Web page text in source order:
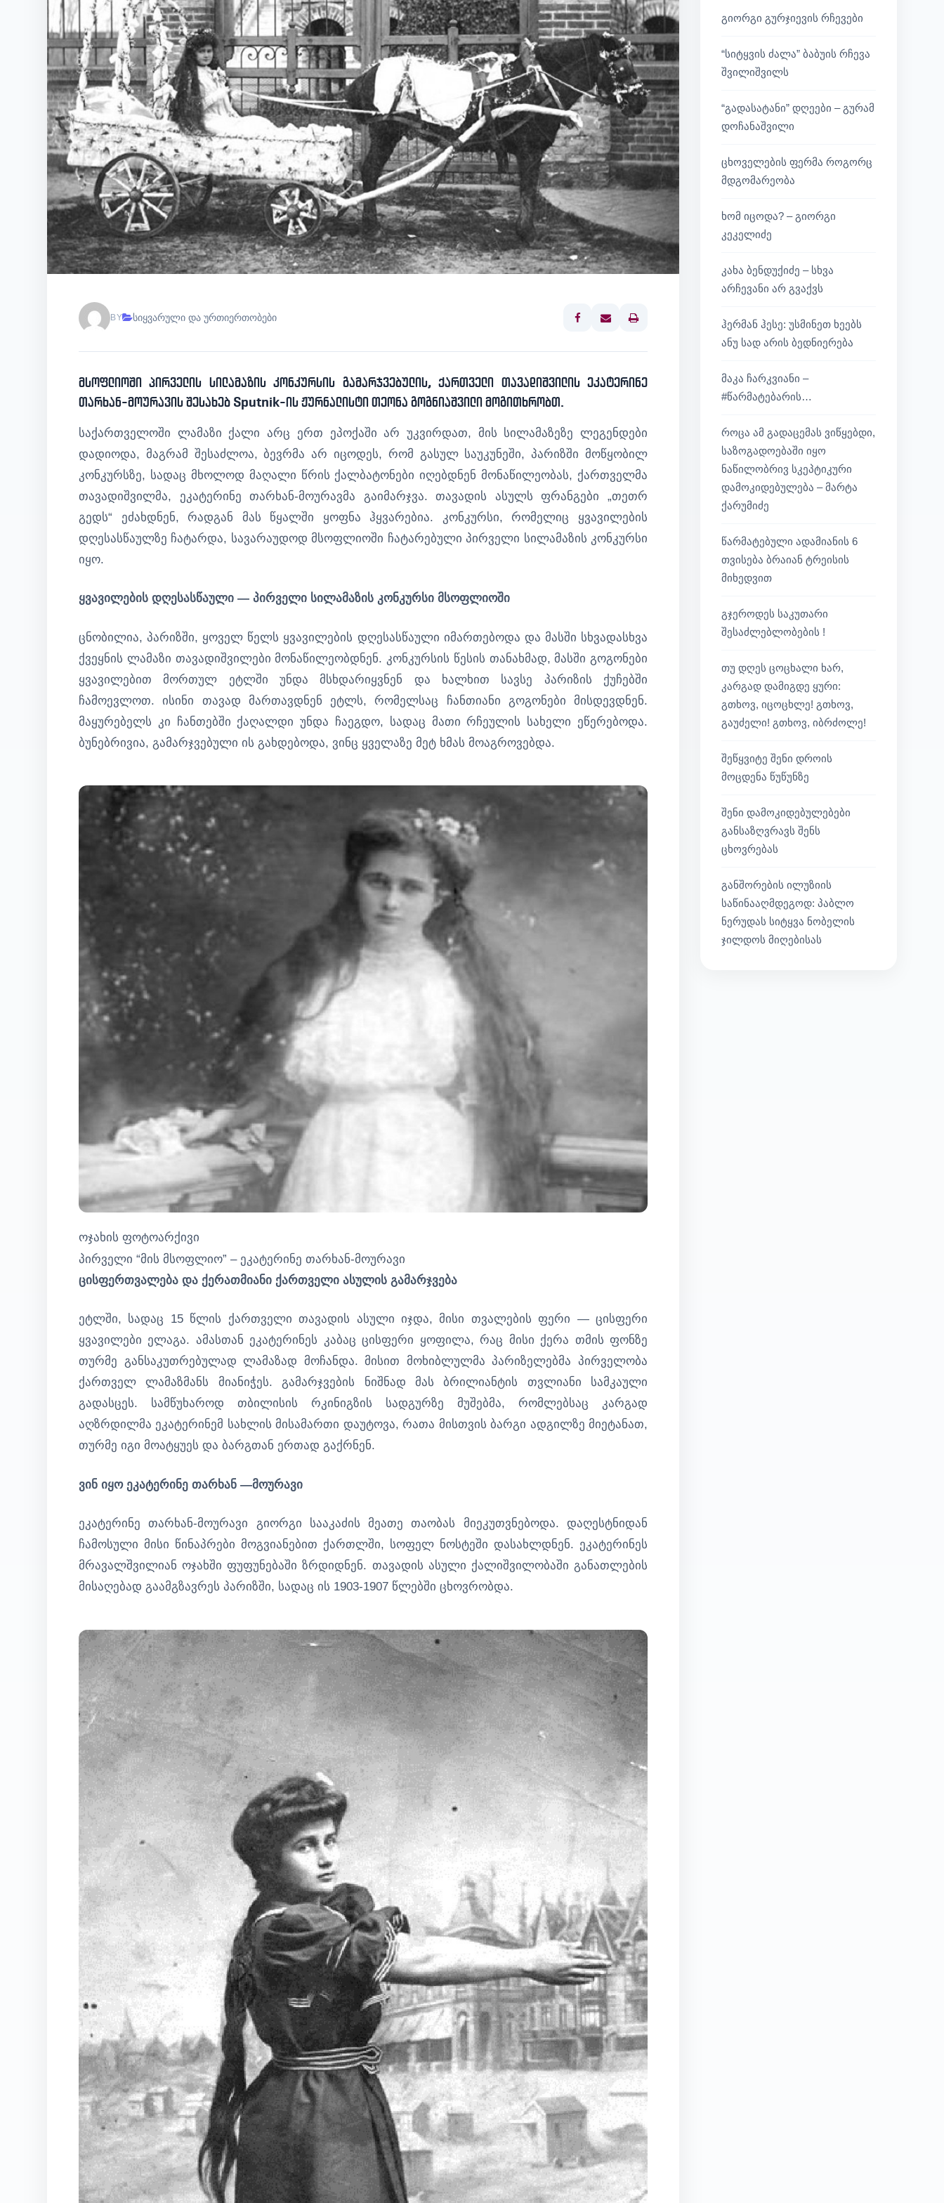
BY სიყვარული და ურთიერთობები
Print
მსოფლიოში პირველის სილამაზის კონკურსის გამარჯვებულის, ქართველი თავადიშვილის ეკატერინე
თარხან-მოურავის შესახებ Sputnik-ის ჟურნალისტი თეონა გოგნიაშვილი მოგითხრობთ.
საქართველოში ლამაზი ქალი არც ერთ ეპოქაში არ უკვირდათ, მის სილამაზეზე ლეგენდები
დადიოდა, მაგრამ შესაძლოა, ბევრმა არ იცოდეს, რომ გასულ საუკუნეში, პარიზში მოწყობილ
კონკურსზე, სადაც მხოლოდ მაღალი წრის ქალბატონები იღებდნენ მონაწილეობას, ქართველმა
თავადიშვილმა, ეკატერინე თარხან-მოურავმა გაიმარჯვა. თავადის ასულს ფრანგები „თეთრ
გედს“ ეძახდნენ, რადგან მას წყალში ყოფნა ჰყვარებია. კონკურსი, რომელიც ყვავილების
დღესასწაულზე ჩატარდა, სავარაუდოდ მსოფლიოში ჩატარებული პირველი სილამაზის კონკურსი
იყო.
ყვავილების დღესასწაული — პირველი სილამაზის კონკურსი მსოფლიოში
ცნობილია, პარიზში, ყოველ წელს ყვავილების დღესასწაული იმართებოდა და მასში სხვადასხვა
ქვეყნის ლამაზი თავადიშვილები მონაწილეობდნენ. კონკურსის წესის თანახმად, მასში გოგონები
ყვავილებით მორთულ ეტლში უნდა მსხდარიყვნენ და ხალხით სავსე პარიზის ქუჩებში
ჩამოევლოთ. ისინი თავად მართავდნენ ეტლს, რომელსაც ჩანთიანი გოგონები მისდევდნენ.
მაყურებელს კი ჩანთებში ქაღალდი უნდა ჩაეგდო, სადაც მათი რჩეულის სახელი ეწერებოდა.
ბუნებრივია, გამარჯვებული ის გახდებოდა, ვინც ყველაზე მეტ ხმას მოაგროვებდა.
ოჯახის ფოტოარქივი
პირველი “მის მსოფლიო” – ეკატერინე თარხან-მოურავი
ცისფერთვალება და ქერათმიანი ქართველი ასულის გამარჯვება
ეტლში, სადაც 15 წლის ქართველი თავადის ასული იჯდა, მისი თვალების ფერი — ცისფერი
ყვავილები ელაგა. ამასთან ეკატერინეს კაბაც ცისფერი ყოფილა, რაც მისი ქერა თმის ფონზე
თურმე განსაკუთრებულად ლამაზად მოჩანდა. მისით მოხიბლულმა პარიზელებმა პირველობა
ქართველ ლამაზმანს მიანიჭეს. გამარჯვების ნიშნად მას ბრილიანტის თვლიანი სამკაული
გადასცეს. სამწუხაროდ თბილისის რკინიგზის სადგურზე მუშებმა, რომლებსაც კარგად
აღზრდილმა ეკატერინემ სახლის მისამართი დაუტოვა, რათა მისთვის ბარგი ადგილზე მიეტანათ,
თურმე იგი მოატყუეს და ბარგთან ერთად გაქრნენ.
ვინ იყო ეკატერინე თარხან —მოურავი
ეკატერინე თარხან-მოურავი გიორგი სააკაძის მეათე თაობას მიეკუთვნებოდა. დაღესტნიდან
ჩამოსული მისი წინაპრები მოგვიანებით ქართლში, სოფელ ნოსტეში დასახლდნენ. ეკატერინეს
მრავალშვილიან ოჯახში ფუფუნებაში ზრდიდნენ. თავადის ასული ქალიშვილობაში განათლების
მისაღებად გაამგზავრეს პარიზში, სადაც ის 1903-1907 წლებში ცხოვრობდა.
გიორგი გურჯიევის რჩევები
“სიტყვის ძალა” ბაბუის რჩევა
შვილიშვილს
“გადასატანი” დღეები – გურამ
დოჩანაშვილი
ცხოველების ფერმა როგორც
მდგომარეობა
ხომ იცოდა? – გიორგი
კეკელიძე
კახა ბენდუქიძე – სხვა
არჩევანი არ გვაქვს
ჰერმან ჰესე: უსმინეთ ხეებს
ანუ სად არის ბედნიერება
მაკა ჩარკვიანი –
#წარმატებარის…
როცა ამ გადაცემას ვიწყებდი,
საზოგადოებაში იყო
ნაწილობრივ სკეპტიკური
დამოკიდებულება – მარტა
ქარუმიძე
წარმატებული ადამიანის 6
თვისება ბრაიან ტრეისის
მიხედვით
გჯეროდეს საკუთარი
შესაძლებლობების !
თუ დღეს ცოცხალი ხარ,
კარგად დამიგდე ყური:
გთხოვ, იცოცხლე! გთხოვ,
გაუძელი! გთხოვ, იბრძოლე!
შეწყვიტე შენი დროის
მოცდენა წუწუნზე
შენი დამოკიდებულებები
განსაზღვრავს შენს
ცხოვრებას
განშორების ილუზიის
საწინააღმდეგოდ: პაბლო
ნერუდას სიტყვა ნობელის
ჯილდოს მიღებისას